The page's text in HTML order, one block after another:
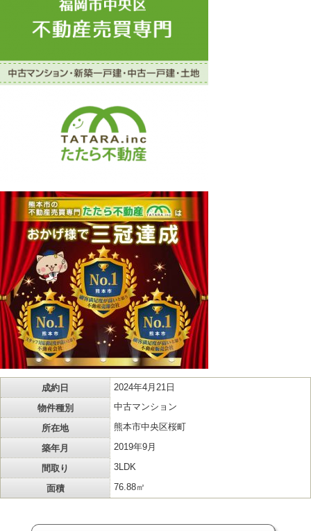
成約日 2024年4月21日
物件種別 中古マンション
所在地 熊本市中央区桜町
築年月 2019年9月
間取り 3LDK
面積 76.88㎡